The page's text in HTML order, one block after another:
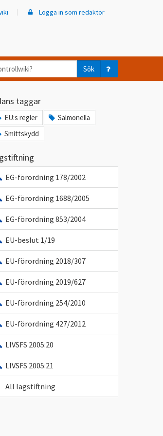
Logga in som redaktör
Sök
taggar
EU:s regler
Salmonella
Smittskydd
EG-förordning 178/2002
EG-förordning 1688/2005
EG-förordning 853/2004
EU-beslut 1/19
EU-förordning 2018/307
EU-förordning 2019/627
EU-förordning 254/2010
EU-förordning 427/2012
LIVSFS 2005:20
LIVSFS 2005:21
All lagstiftning